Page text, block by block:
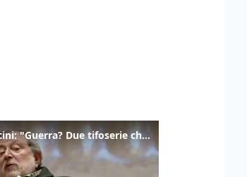
Medio Oriente, Guccini: "Guerra? Due tifoserie che si urlano contro e dimenticano vittime"